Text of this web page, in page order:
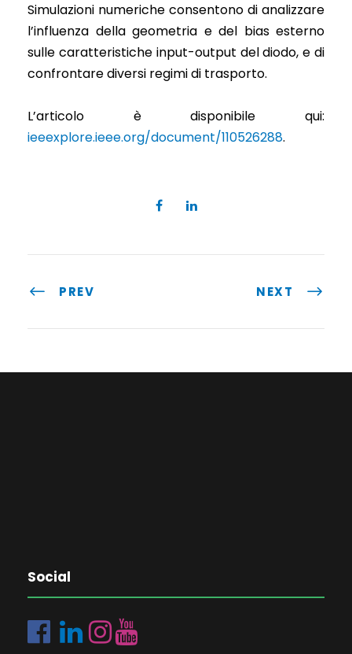
Simulazioni numeriche consentono di analizzare
l’influenza della geometria e del bias esterno
sulle caratteristiche input-output del diodo, e di
confrontare diversi regimi di trasporto.
L’articolo è disponibile qui:
ieeexplore.ieee.org/document/110526288.
PREV NEXT
Social